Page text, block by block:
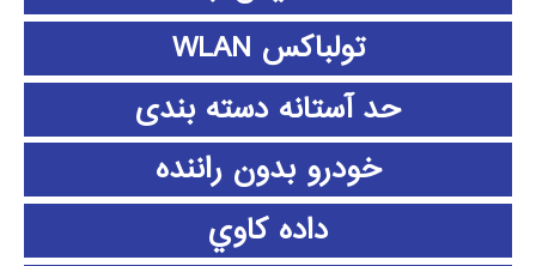
تولباکس WLAN
حد آستانه دسته بندی
خودرو بدون راننده
داده كاوي